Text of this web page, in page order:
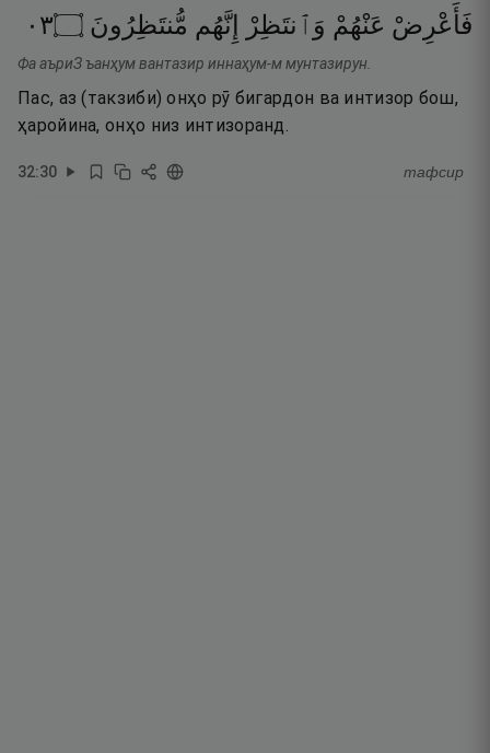
فَأَعْرِضْ عَنْهُمْ وَٱنتَظِرْ إِنَّهُم مُّنتَظِرُونَ ۝٣٠
Фа аъриЗ ъанҳум вантазир иннаҳум-м мунтазирун.
Пас, аз (такзиби) онҳо рӯ бигардон ва интизор бош,
ҳаройина, онҳо низ интизоранд.
32:30 тафсир